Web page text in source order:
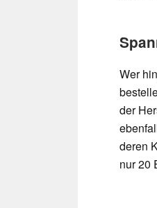
Wer
der
deren
nur 20